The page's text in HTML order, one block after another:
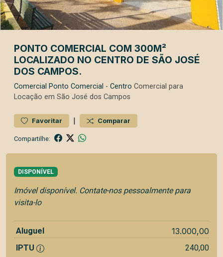
PONTO COMERCIAL COM 300M²
LOCALIZADO NO CENTRO DE SÃO JOSÉ
DOS CAMPOS.
Comercial Ponto Comercial - Centro Comercial para
Locação em São José dos Campos
Favoritar | Comparar
Compartilhe:
DISPONÍVEL
Imóvel disponível. Contate-nos pessoalmente para
visita-lo
Aluguel 13.000,00
IPTU 240,00